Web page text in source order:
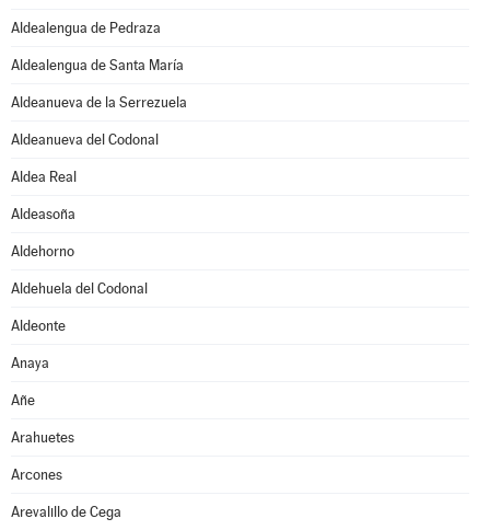
Aldealengua de Pedraza
Aldealengua de Santa María
Aldeanueva de la Serrezuela
Aldeanueva del Codonal
Aldea Real
Aldeasoña
Aldehorno
Aldehuela del Codonal
Aldeonte
Anaya
Añe
Arahuetes
Arcones
Arevalillo de Cega